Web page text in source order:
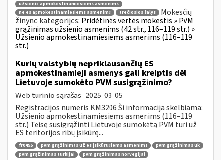
užsienio apmokestinamiesiems asmenims
ne es apmokestinamiesiems asmenims
trečiosios šalys
Mokesčių
žinyno kategorijos: Pridėtinės vertės mokestis » PVM
grąžinimas užsienio asmenims (42 str., 116–119 str.) »
Užsienio apmokestinamiesiems asmenims (116–119
str.)
Kurių valstybių nepriklausančių ES
apmokestinamieji asmenys gali kreiptis dėl
Lietuvoje sumokėto PVM susigrąžinimo?
Web turinio sąrašas 2025-03-05
Registracijos numeris KM3206 Ši informacija skelbiama:
Užsienio apmokestinamiesiems asmenims (116–119
str.) Teisę susigrąžinti Lietuvoje sumokėtą PVM turi už
ES teritorijos ribų įsikūrę...
fr0455 pvm grąžinimas už es įsikūrusiems asmenims
pvm grąžinimas uk
pvm grąžinimas turkijai
pvm grąžinimas norvegijai